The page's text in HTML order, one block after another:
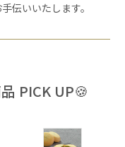
伝いいたします。
PICK UP🍪